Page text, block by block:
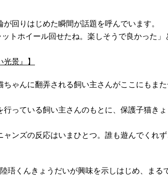
回りはじめた瞬間が話題を呼んでいます。
トホイール回せたね。楽しそうで良かった」
景』】
ゃんに翻弄される飼い主さんがここにもまた
っている飼い主さんのもとに、保護子猫きょ
ンズの反応はいまひとつ。誰も遊んでくれ
くんきょうだいが興味を示しはじめ、まる